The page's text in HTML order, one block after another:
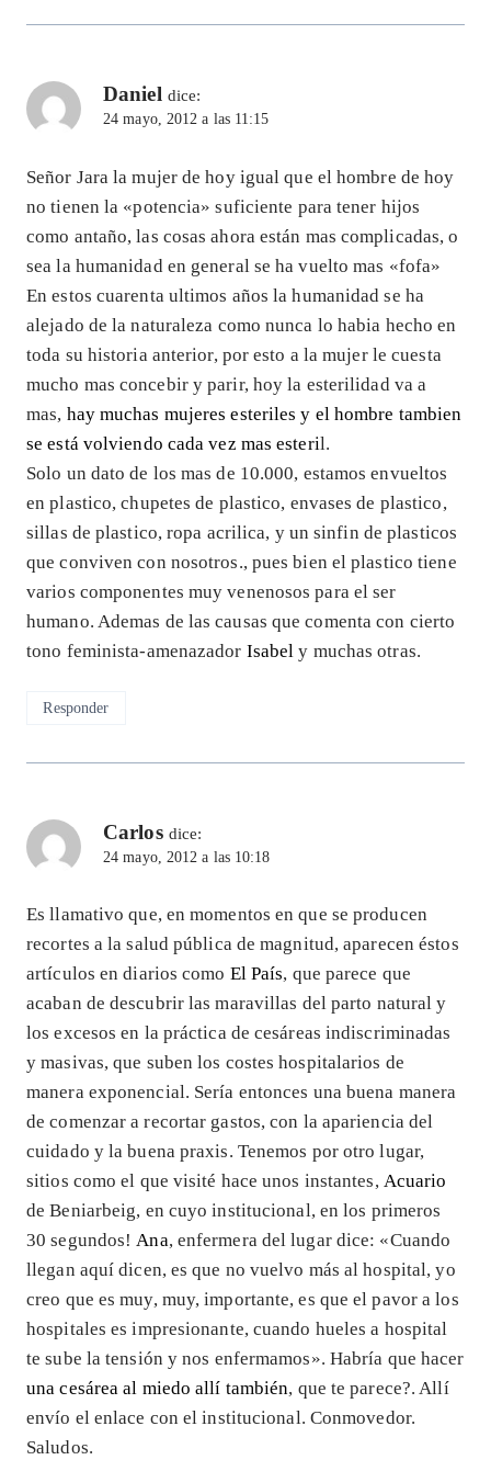
Daniel dice:
24 mayo, 2012 a las 11:15
Señor Jara la mujer de hoy igual que el hombre de hoy
no tienen la «potencia» suficiente para tener hijos
como antaño, las cosas ahora están mas complicadas, o
sea la humanidad en general se ha vuelto mas «fofa»
En estos cuarenta ultimos años la humanidad se ha
alejado de la naturaleza como nunca lo habia hecho en
toda su historia anterior, por esto a la mujer le cuesta
mucho mas concebir y parir, hoy la esterilidad va a
mas, hay muchas mujeres esteriles y el hombre tambien
se está volviendo cada vez mas esteril.
Solo un dato de los mas de 10.000, estamos envueltos
en plastico, chupetes de plastico, envases de plastico,
sillas de plastico, ropa acrilica, y un sinfin de plasticos
que conviven con nosotros., pues bien el plastico tiene
varios componentes muy venenosos para el ser
humano. Ademas de las causas que comenta con cierto
tono feminista-amenazador Isabely muchas otras.
Responder
Carlos dice:
24 mayo, 2012 a las 10:18
Es llamativo que, en momentos en que se producen
recortes a la salud pública de magnitud, aparecen éstos
artículos en diarios como El País, que parece que
acaban de descubrir las maravillas del parto natural y
los excesos en la práctica de cesáreas indiscriminadas
y masivas, que suben los costes hospitalarios de
manera exponencial. Sería entonces una buena manera
de comenzar a recortar gastos, con la apariencia del
cuidado y la buena praxis. Tenemos por otro lugar,
sitios como el que visité hace unos instantes, Acuario
de Beniarbeig, en cuyo institucional, en los primeros
30 segundos!Ana, enfermera del lugar dice: «Cuando
llegan aquí dicen, es que no vuelvo más al hospital, yo
creo que es muy, muy, importante, es que el pavor a los
hospitales es impresionante, cuando hueles a hospital
te sube la tensión y nos enfermamos». Habría que hacer
una cesárea al miedo allí también, que te parece?. Allí
envío el enlace con el institucional. Conmovedor.
Saludos.